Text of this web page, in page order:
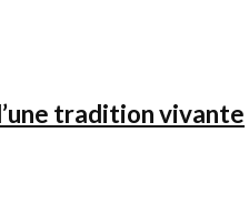
tradition vivante